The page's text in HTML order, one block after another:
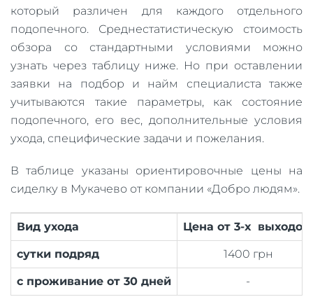
который различен для каждого отдельного
подопечного. Среднестатистическую стоимость
обзора со стандартными условиями можно
узнать через таблицу ниже. Но при оставлении
заявки на подбор и найм специалиста также
учитываются такие параметры, как состояние
подопечного, его вес, дополнительные условия
ухода, специфические задачи и пожелания.
В таблице указаны ориентировочные цены на
сиделку в Мукачево от компании «Добро людям».
Вид ухода Цена от 3-х выходов
сутки подряд 1400 грн
с проживание от 30 дней -